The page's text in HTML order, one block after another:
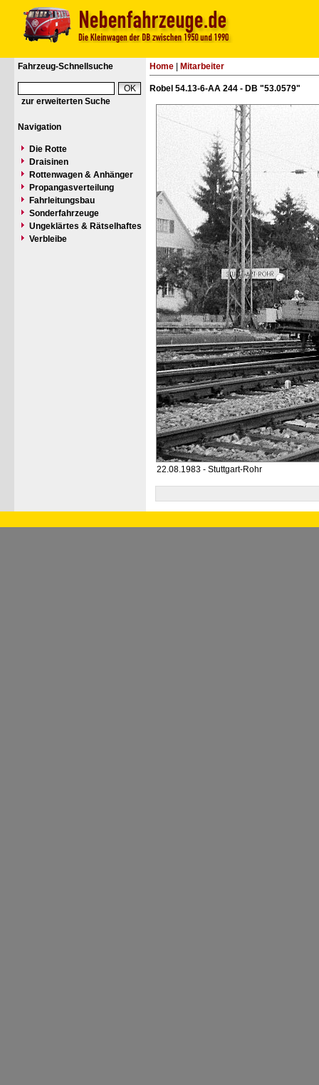
Fahrzeug-Schnellsuche
zur erweiterten Suche
Navigation
Die Rotte
Draisinen
Rottenwagen & Anhänger
Propangasverteilung
Fahrleitungsbau
Sonderfahrzeuge
Ungeklärtes & Rätselhaftes
Verbleibe
Home Mitarbeiter
Robel 54.13-6-AA 244 - DB "53.0579"
22.08.1983 - Stuttgart-Rohr